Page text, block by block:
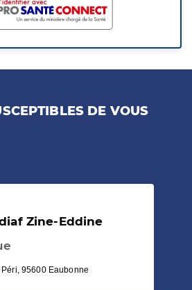
DE VOUS
Zine-Eddine
95600 Eaubonne